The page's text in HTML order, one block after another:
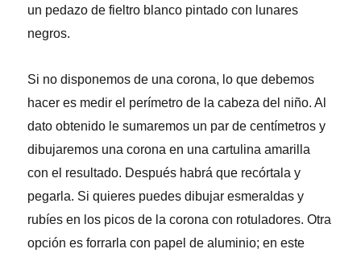
un pedazo de fieltro blanco pintado con lunares
negros.
Si no disponemos de una corona, lo que debemos
hacer es medir el perímetro de la cabeza del niño. Al
dato obtenido le sumaremos un par de centímetros y
dibujaremos una corona en una cartulina amarilla
con el resultado. Después habrá que recórtala y
pegarla. Si quieres puedes dibujar esmeraldas y
rubíes en los picos de la corona con rotuladores. Otra
opción es forrarla con papel de aluminio; en este